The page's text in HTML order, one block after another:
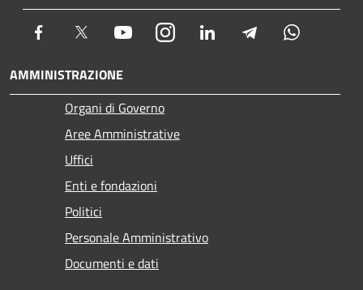
Facebook Twitter YoutubeInstagram LinkedIn Telegram
AMMINISTRAZIONE
Organi di Governo
Aree Amministrative
Uffici
Enti e fondazioni
Politici
Personale Amministrativo
Documenti e dati